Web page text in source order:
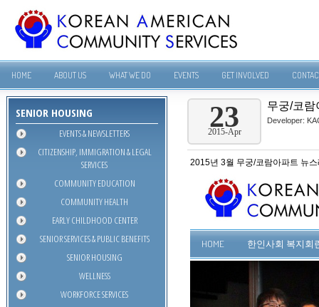
HOME ABOUT US WHAT WE DO EVENTS GET INVOLVED
SENIOR HOUSING
EVENTS & NEWSLETTERS
CITIZENSHIP, IMMIGRATION & LEGAL
SERVICES
COMMUNITY EDUCATION
COMMUNITY HEALTH
EARLY CHILDHOOD CENTER
SENIOR SERVICES & PUBLIC BENEFITS
SENIOR HOUSING
WELLNESS
WORKFORCE SERVICES
23
2015-Apr
무궁/코람
Developer:
2015년 3월 무궁/코람아파트 뉴